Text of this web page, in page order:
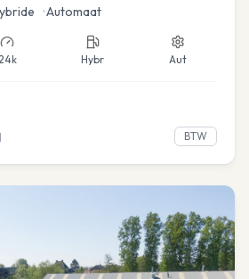
•Automaat
Hybr Aut
BTW